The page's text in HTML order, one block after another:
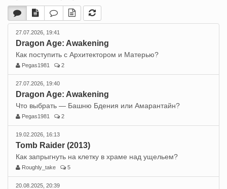
27.07.2026, 19:41
Dragon Age: Awakening
Как поступить с Архитектором и Матерью?
Pegas1981 2
27.07.2026, 19:40
Dragon Age: Awakening
Что выбрать — Башню Бдения или Амарантайн?
Pegas1981 2
19.02.2026, 16:13
Tomb Raider (2013)
Как запрыгнуть на клетку в храме над ущельем?
Roughly_take 5
20.08.2025, 20:39